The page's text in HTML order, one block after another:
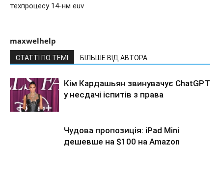
техпроцесу 14-нм euv
maxwelhelp
СТАТТІ ПО ТЕМІ БІЛЬШЕ ВІД АВТОРА
Кім Кардашьян звинувачує ChatGPT
у несдачі іспитів з права
Чудова пропозиція: iPad Mini
дешевше на $100 на Amazon